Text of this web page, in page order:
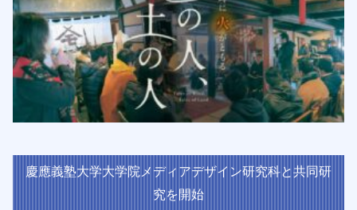
慶應義塾大学大学院メディアデザイン研究科と共同研
究を開始